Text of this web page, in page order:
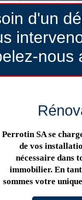
d'un
nous
Perrotin SA se
de vos
nécessaire dans
immobilier. En
sommes votre